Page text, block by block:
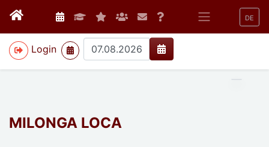
DE
Login
>
MILONGA LOCA